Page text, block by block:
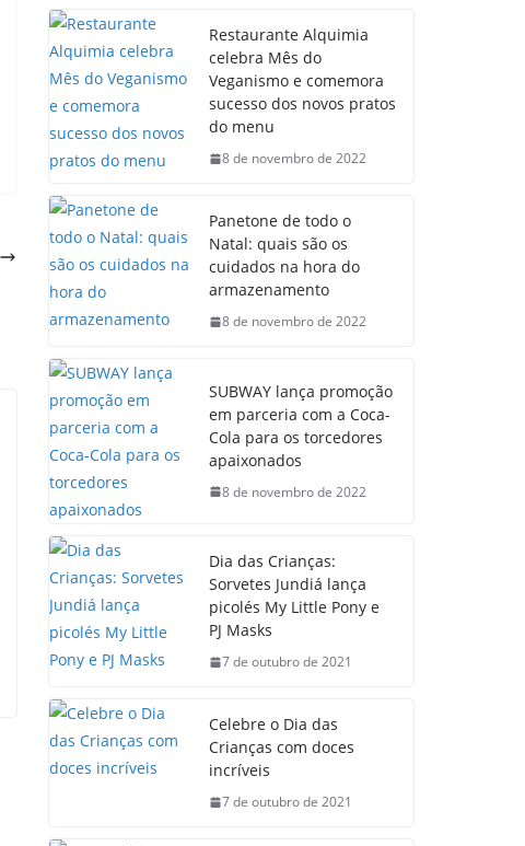
Restaurante Alquimia
celebra Mês do
Veganismo e comemora
sucesso dos novos pratos
do menu
8 de novembro de 2022
Panetone de todo o
Natal: quais são os
cuidados na hora do
armazenamento
8 de novembro de 2022
SUBWAY lança promoção
em parceria com a Coca-
Cola para os torcedores
apaixonados
8 de novembro de 2022
Dia das Crianças:
Sorvetes Jundiá lança
picolés My Little Pony e
PJ Masks
7 de outubro de 2021
Celebre o Dia das
Crianças com doces
incríveis
7 de outubro de 2021